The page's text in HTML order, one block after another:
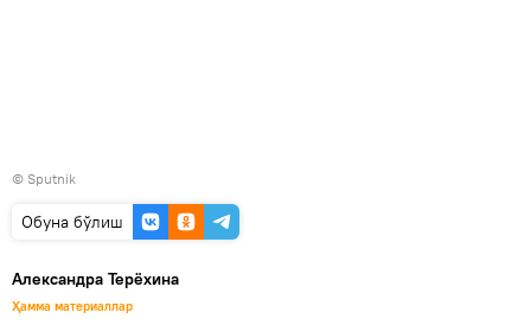
© Sputnik
Oбуна бўлиш
Александра Терёхина
Ҳамма материаллар